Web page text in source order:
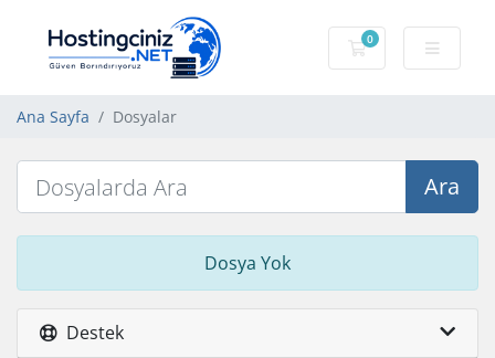
0
Sepet
Ana Sayfa Dosyalar
Ara
Dosya Yok
Destek